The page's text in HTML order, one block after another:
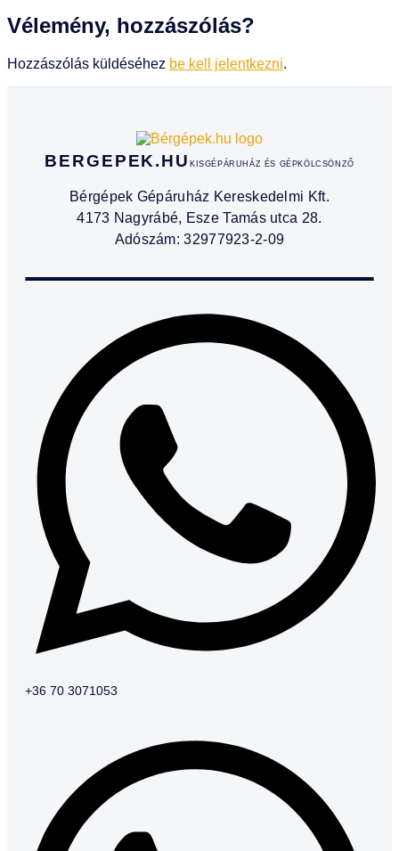
Vélemény, hozzászólás?
Hozzászólás küldéséhez be kell jelentkezni.
BERGEPEK.HUKISGÉPÁRUHÁZ ÉS GÉPKÖLCSÖNZŐ
Bérgépek Gépáruház Kereskedelmi Kft.
4173 Nagyrábé, Esze Tamás utca 28.
Adószám: 32977923-2-09
+36 70 3071053